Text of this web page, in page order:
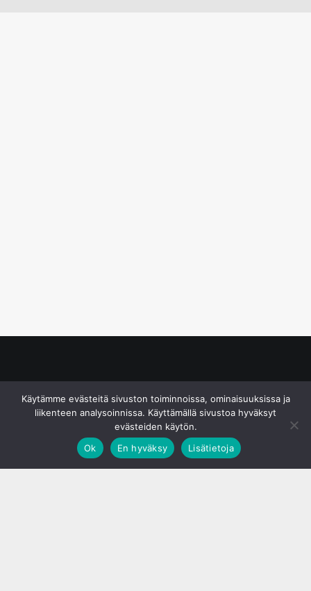
Käytämme evästeitä sivuston toiminnoissa, ominaisuuksissa ja
liikenteen analysoinnissa. Käyttämällä sivustoa hyväksyt
evästeiden käytön.
Ok
En hyväksy Lisätietoja